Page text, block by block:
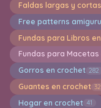
Faldas largas y
Free patterns
Fundas para Libros
Fundas para Macetas
Gorros en crochet 282
Guantes en crochet 32
Hogar en crochet 41